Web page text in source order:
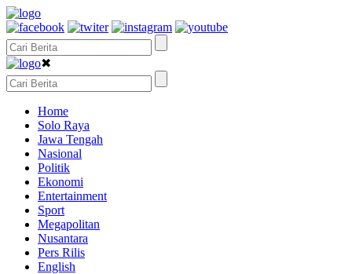
✖
Home
Solo Raya
Jawa Tengah
Nasional
Politik
Ekonomi
Entertainment
Sport
Megapolitan
Nusantara
Pers Rilis
English